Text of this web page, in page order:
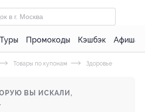
Туры Промокоды Кэшбэк Афиша
Товары по купонам Здоровье
ВЫ ИСКАЛИ,